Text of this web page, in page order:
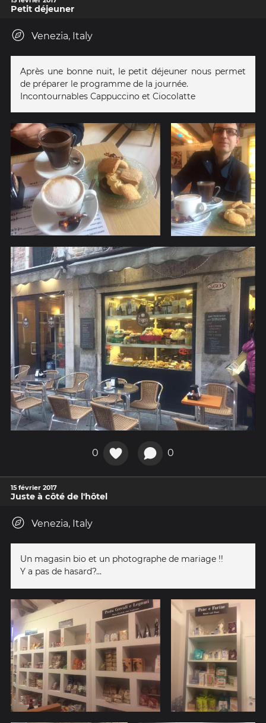
Petit déjeuner
Venezia, Italy
Après une bonne nuit, le petit déjeuner nous permet
de préparer le programme de la journée.
Incontournables Cappuccino et Ciocolatte
0 0
15 février 2017
Juste à côté de l'hôtel
Venezia, Italy
Un magasin bio et un photographe de mariage !!
Y a pas de hasard?...